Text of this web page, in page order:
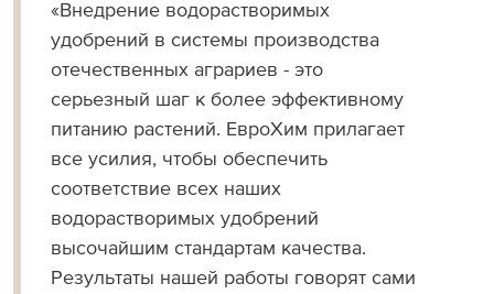
Внедрение водорастворимых
удобрений в системы производства
отечественных аграриев - это
серьезный шаг к более эффективному
питанию растений. ЕвроХим прилагает
все усилия, чтобы обеспечить
соответствие всех наших
водорастворимых удобрений
высочайшим стандартам качества.
Результаты нашей работы говорят сами